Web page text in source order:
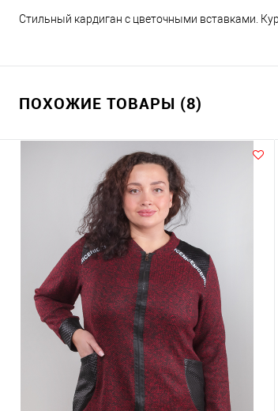
Стильный кардиган с цветочными вставками.
ПОХОЖИЕ ТОВАРЫ (8)